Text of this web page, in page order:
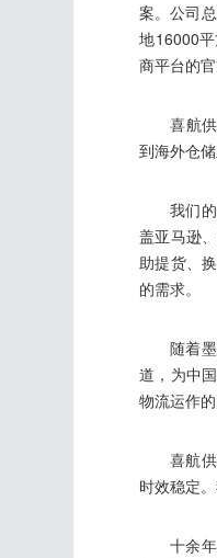
案。公司
地16000
商平台的
喜航
到海外仓
我们
盖亚马逊
助提货、
的需求。
随着
道，为中
物流运作的
喜航
时效稳定
十余